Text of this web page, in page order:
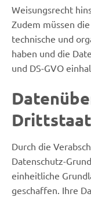
Weisungsrecht
Zudem müssen
technische und
haben und die
und DS-GVO
Durch die
Datenschutz-
einheitliche
geschaffen. Ihre